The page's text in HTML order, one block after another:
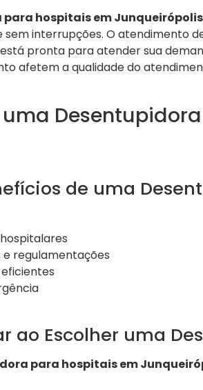
hospitais em Junqueirópolis
interrupções. O atendimento
pronta para atender sua
afetem a qualidade do
uma
de uma
regulamentações
ao Escolher uma
para hospitais em